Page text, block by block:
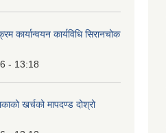
कार्यान्वयन कार्यविधि सिरानचोक
- 13:18
खर्चको मापदण्ड दोश्रो